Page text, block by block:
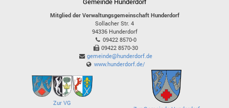
Mitglied der Verwaltungsgemeinschaft Hunderdorf
Sollacher Str. 4
94336 Hunderdorf
09422 8570-0
09422 8570-30
gemeinde@hunderdorf.de
www.hunderdorf.de/
Zur VG